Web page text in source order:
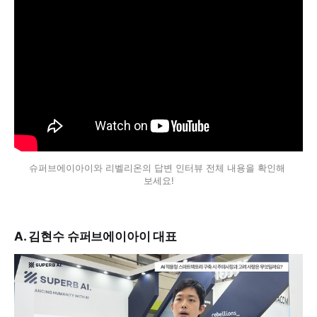
슈퍼브에이아이와 리벨리온의 답변 인터뷰 전체 내용을 확인해
보세요!
A. 김현수 슈퍼브에이아이 대표